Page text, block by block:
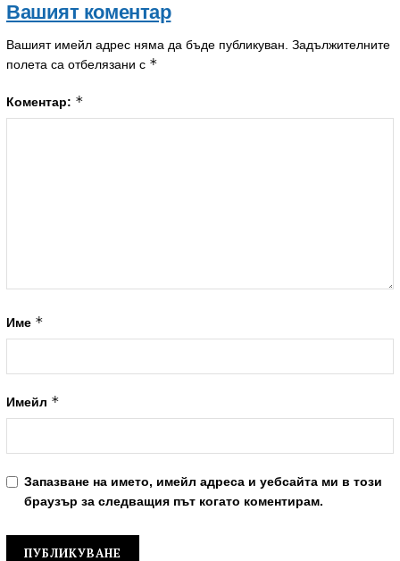
Вашият коментар
Вашият имейл адрес няма да бъде публикуван. Задължителните
полета са отбелязани с *
Коментар: *
Име *
Имейл *
Запазване на името, имейл адреса и уебсайта ми в този
браузър за следващия път когато коментирам.